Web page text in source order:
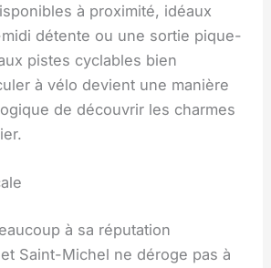
à proximité, idéaux
détente ou une sortie pique-
pistes cyclables bien
à vélo devient une manière
de découvrir les charmes
à sa réputation
Saint-Michel ne déroge pas à